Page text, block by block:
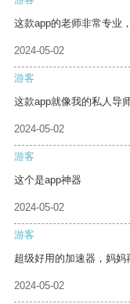
这款app的老师非常专业
2024-05-02
游客
这款app就像我的私人导
2024-05-02
游客
这个是app神器
2024-05-02
游客
超级好用的加速器，妈妈
2024-05-02